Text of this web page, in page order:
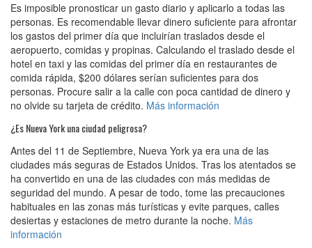
Es imposible pronosticar un gasto diario y aplicarlo a todas las
personas. Es recomendable llevar dinero suficiente para afrontar
los gastos del primer día que incluirían traslados desde el
aeropuerto, comidas y propinas. Calculando el traslado desde el
hotel en taxi y las comidas del primer día en restaurantes de
comida rápida, $200 dólares serían suficientes para dos
personas. Procure salir a la calle con poca cantidad de dinero y
no olvide su tarjeta de crédito. Más información
¿Es Nueva York una ciudad peligrosa?
Antes del 11 de Septiembre, Nueva York ya era una de las
ciudades más seguras de Estados Unidos. Tras los atentados se
ha convertido en una de las ciudades con más medidas de
seguridad del mundo. A pesar de todo, tome las precauciones
habituales en las zonas más turísticas y evite parques, calles
desiertas y estaciones de metro durante la noche. Más
información